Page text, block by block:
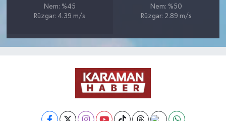
Nem: %45
Rüzgar: 4.39 m/s
Nem: %50
Rüzgar: 2.89 m/s